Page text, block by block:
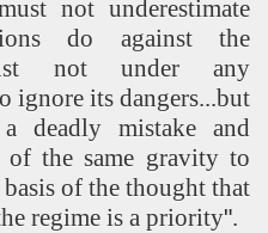
not underestimate
do against the
not under any
ignore its dangers...but
deadly mistake and
the same gravity to
of the thought that
regime is a priority".